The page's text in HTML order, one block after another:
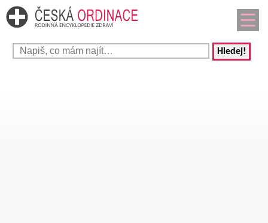
Hledej!